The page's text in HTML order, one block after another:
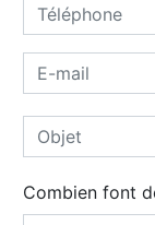
Combien font